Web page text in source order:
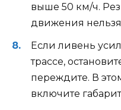
выше 50 км/ч.
движения
Если ливень
трассе,
переждите. В
включите